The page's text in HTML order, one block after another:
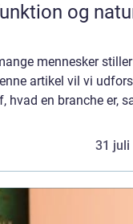
og
mennesker
artikel vil vi
en branche er,
31 juli